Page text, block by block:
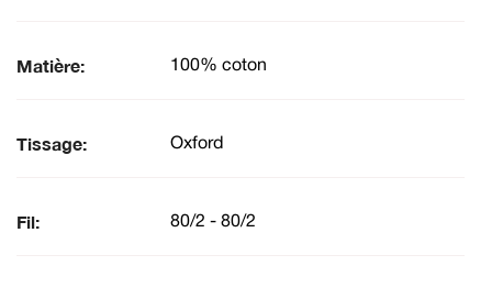
Matière: 100% coton
Tissage: Oxford
Fil: 80/2 - 80/2